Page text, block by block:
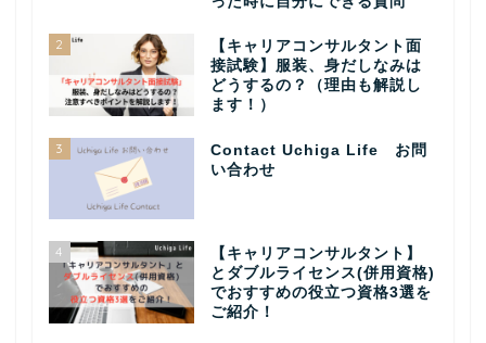
2
【キャリアコンサルタント面
接試験】服装、身だしなみは
どうするの？（理由も解説し
ます！）
3
Contact Uchiga Life お問
い合わせ
4
【キャリアコンサルタント】
とダブルライセンス(併用資格)
でおすすめの役立つ資格3選を
ご紹介！